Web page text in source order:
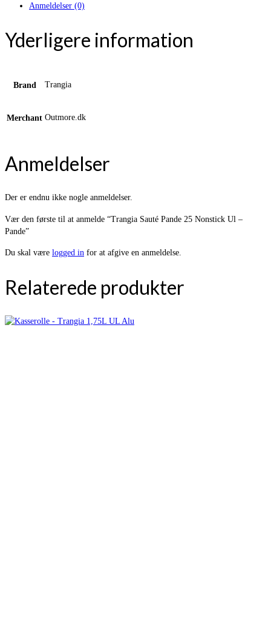
Anmeldelser (0)
Yderligere information
Brand Trangia
Merchant Outmore.dk
Anmeldelser
Der er endnu ikke nogle anmeldelser.
Vær den første til at anmelde “Trangia Sauté Pande 25 Nonstick Ul –
Pande”
Du skal være logged in for at afgive en anmeldelse.
Relaterede produkter